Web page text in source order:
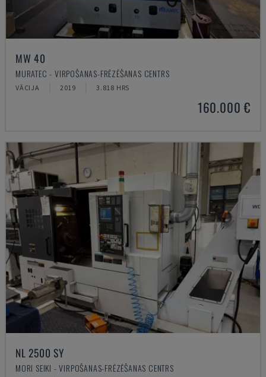
MW 40
MURATEC - VIRPOŠANAS-FRĒZĒŠANAS CENTRS
VĀCIJA 2019 3.818 HRS
160.000 €
NL 2500 SY
MORI SEIKI - VIRPOŠANAS-FRĒZĒŠANAS CENTRS